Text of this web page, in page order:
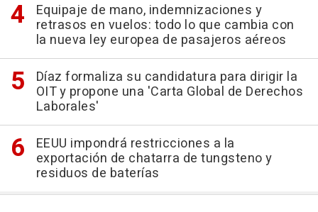
Equipaje de mano, indemnizaciones y
retrasos en vuelos: todo lo que cambia con
la nueva ley europea de pasajeros aéreos
Díaz formaliza su candidatura para dirigir la
OIT y propone una 'Carta Global de Derechos
Laborales'
EEUU impondrá restricciones a la
exportación de chatarra de tungsteno y
residuos de baterías